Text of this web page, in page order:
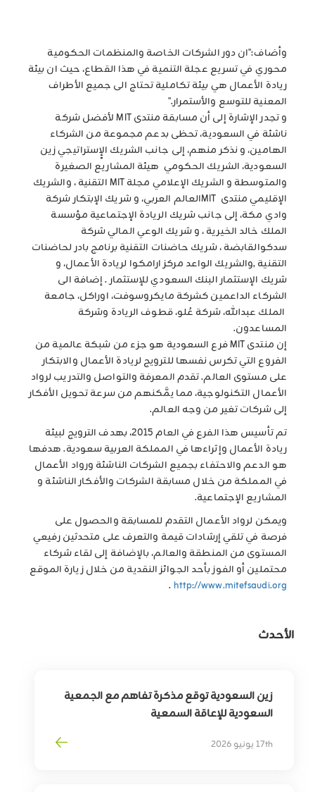
وأضاف:"ان دور الشركات الخاصة والمنظمات الحكومية
محوري في تسريع عجلة التنمية في هذا القطاع، حيث ان بيئة
ريادة الأعمال هي بيئة تكاملية تحتاج الى جميع الأطراف
المعنية للتوسع والأستمرار."
و تجدر الإشارة إلى أن مسابقة منتدى MIT لأفضل شركة
ناشئة في السعودية، تحظى بدعم مجموعة من الشركاء
الهامين، و نذكر منهم، إلى جانب الشريك الإٍستراتيجي زين
السعودية، الشريك الحكومي هيئة المشاريع الصغيرة
والمتوسطة و الشريك الإعلامي مجلة MIT التقنية ، والشريك
الإقليمي منتدى MITالعالم العربي، و شريك الإبتكار شركة
وادي مكة، إلى جانب شريك الريادة الإجتماعية مؤسسة
الملك خالد الخيرية ، و شريك الوعي المالي شركة
سدكوالقابضة ، شريك حاضنات التقنية برنامج بادر لحاضنات
التقنية ,والشريك الواعد مركز ارامكوا لريادة الأعمال، و
شريك الإستثمار البنك السعودي للإستثمار . إضافة الى
الشركاء الداعمين كشركة مايكروسوفت، اوراكل، جامعة
الملك عبدالله، شركة عُلو، قطوف الريادة وشركة
المساعدون.
إن منتدى MIT فرع السعودية هو جزء من شبكة عالمية من
الفروع التي تكرس نفسها للترويج لريادة الأعمال والابتكار
على مستوى العالم. تقدم المعرفة والتواصل والتدريب لرواد
الأعمال التكنولوجية، مما يمَّكنهم من سرعة تحويل الأفكار
إلى شركات تغير من وجه العالم.
تم تأسيس هذا الفرع في العام 2015، بهدف الترويج لبيئة
ريادة الأعمال وإثراءها في المملكة العربية سعودية. هدفها
هو الدعم والاحتفاء بجميع الشركات الناشئة ورواد الأعمال
في المملكة من خلال مسابقة الشركات والأفكار الناشئة و
المشاريع الإجتماعية.
ويمكن لرواد الأعمال التقدم للمسابقة والحصول على
فرصة في تلقي إرشادات قيمة والتعرف على متحدثين رفيعي
المستوى من المنطقة والعالم، بالإضافة إلى لقاء شركاء
محتملين أو الفوز بأحد الجوائز النقدية من خلال زيارة الموقع
http://www.mitefsaudi.org
.
الأحدث
زين السعودية توقع مذكرة تفاهم مع الجمعية
السعودية للإعاقة السمعية
ذوي الإعاقة السمعية
17th يونيو 2026